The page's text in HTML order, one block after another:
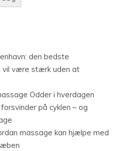
den bedste
vil være stærk uden at
Odder i hverdagen
på cyklen – og
massage kan hjælpe med